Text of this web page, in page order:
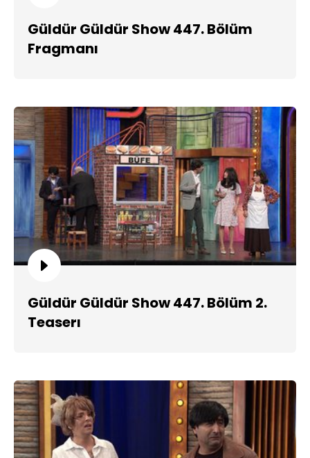
Güldür Güldür Show 447. Bölüm
Fragmanı
Güldür Güldür Show 447. Bölüm 2.
Teaserı